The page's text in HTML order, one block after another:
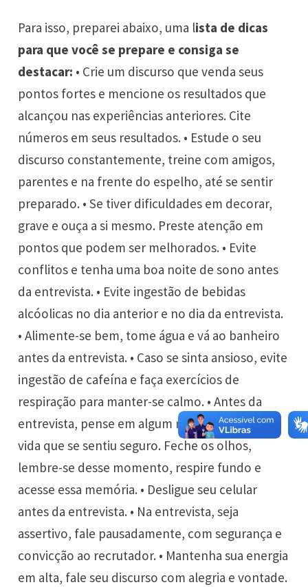
Para isso, preparei abaixo, uma lista de dicas
para que você se prepare e consiga se
destacar: • Crie um discurso que venda seus
pontos fortes e mencione os resultados que
alcançou nas experiências anteriores. Cite
números em seus resultados. • Estude o seu
discurso constantemente, treine com amigos,
parentes e na frente do espelho, até se sentir
preparado. • Se tiver dificuldades em decorar,
grave e ouça a si mesmo. Preste atenção em
pontos que podem ser melhorados. • Evite
conflitos e tenha uma boa noite de sono antes
da entrevista. • Evite ingestão de bebidas
alcóolicas no dia anterior e no dia da entrevista.
• Alimente-se bem, tome água e vá ao banheiro
antes da entrevista. • Caso se sinta ansioso, evite
ingestão de cafeína e faça exercícios de
respiração para manter-se calmo. • Antes da
entrevista, pense em algum momento de sua
vida que se sentiu seguro. Feche os olhos,
lembre-se desse momento, respire fundo e
acesse essa memória. • Desligue seu celular
antes da entrevista. • Na entrevista, seja
assertivo, fale pausadamente, com segurança e
convicção ao recrutador. • Mantenha sua energia
em alta, fale seu discurso com alegria e vontade.